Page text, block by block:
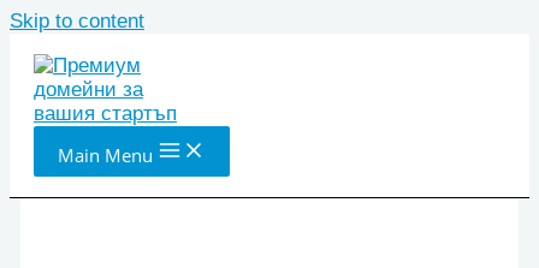
Skip to content
Main Menu